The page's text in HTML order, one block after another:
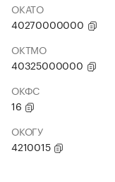
ОКАТО
40270000000
ОКТМО
40325000000
ОКФС
16
ОКОГУ
4210015